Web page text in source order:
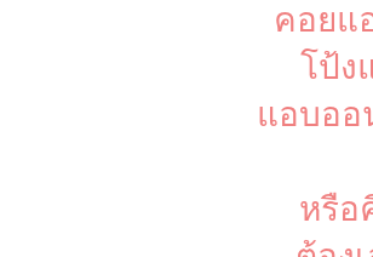
คอยแ
โป้ง
แอบออ
หรือ